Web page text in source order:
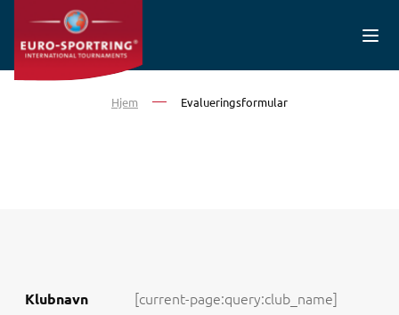
Gå til hovedindhold
Hjem Evalueringsformular
Klubnavn